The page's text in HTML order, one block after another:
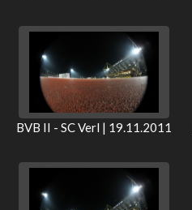
BVB II - SC Verl | 19.11.2011